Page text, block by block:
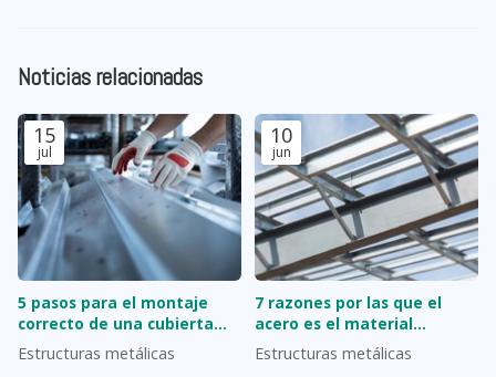
Noticias relacionadas
15
jul
5 pasos para el montaje
correcto de una cubierta
metálica desde cero
Estructuras metálicas
10
jun
7 razones por las que el
acero es el material
preferido para naves
industriales
Estructuras metálicas